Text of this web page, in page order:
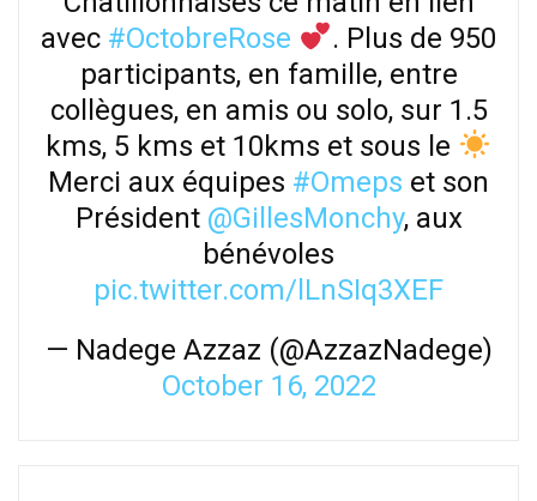
avec #OctobreRose
. Plus de 950
participants, en famille, entre
collègues, en amis ou solo, sur 1.5
kms, 5 kms et 10kms et sous le
Merci aux équipes #Omeps et son
Président @GillesMonchy, aux
bénévoles
pic.twitter.com/lLnSIq3XEF
— Nadege Azzaz (@AzzazNadege)
October 16, 2022